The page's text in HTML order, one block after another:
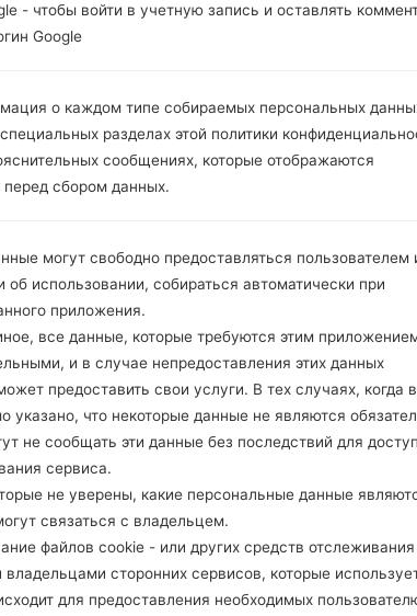
НАЛИЧИЕ RECAPTCHA
Инструкции
- чтобы войти в учетную запись и оставлять
Google
о каждом типе собираемых персональных
разделах этой политики
сообщениях, которые отображаются
перед сбором данных.
могут свободно предоставляться пользователем
использовании, собираться автоматически при
приложения.
все данные, которые требуются этим
и в случае непредоставления этих данных
предоставить свои услуги. В тех случаях, когда
указано, что некоторые данные не являются
не сообщать эти данные без последствий для
сервиса.
не уверены, какие персональные данные
связаться с владельцем.
файлов cookie - или других средств
сторонних сервисов, которые
для предоставления необходимых